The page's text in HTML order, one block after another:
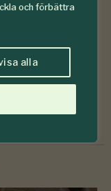
och förbättra
alla